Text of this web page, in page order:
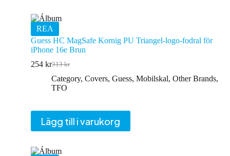
REA
Guess HC MagSafe Kornig PU Triangel-logo-fodral för
iPhone 16e Brun
313kr
Det
ursprungliga
priset
254 krDet
nuvarande
priset
Category, Covers, Guess, Mobilskal, Other Brands,
TFO
Lägg till i varukorg